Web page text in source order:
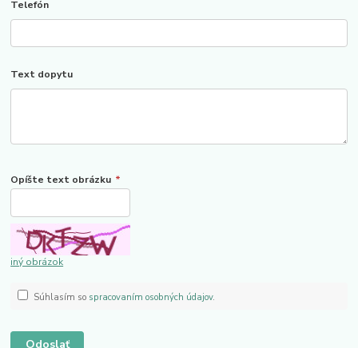
Telefón
Text dopytu
Opíšte text obrázku *
iný obrázok
Súhlasím so spracovaním osobných údajov.